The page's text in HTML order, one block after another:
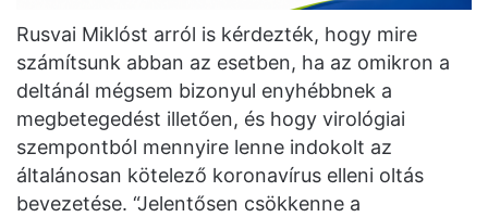
Rusvai Miklóst arról is kérdezték, hogy mire
számítsunk abban az esetben, ha az omikron a
deltánál mégsem bizonyul enyhébbnek a
megbetegedést illetően, és hogy virológiai
szempontból mennyire lenne indokolt az
általánosan kötelező koronavírus elleni oltás
bevezetése. “Jelentősen csökkenne a